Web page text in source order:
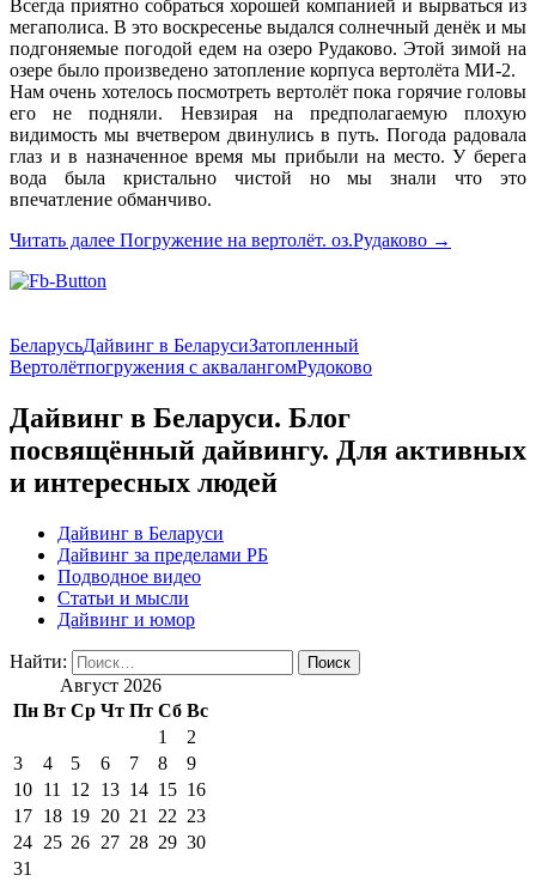
Всегда приятно собраться хорошей компанией и вырваться из
мегаполиса. В это воскресенье выдался солнечный денёк и мы
подгоняемые погодой едем на озеро Рудаково. Этой зимой на
озере было произведено затопление корпуса вертолёта МИ-2.
Нам очень хотелось посмотреть вертолёт пока горячие головы
его не подняли. Невзирая на предполагаемую плохую
видимость мы вчетвером двинулись в путь. Погода радовала
глаз и в назначенное время мы прибыли на место. У берега
вода была кристально чистой но мы знали что это
впечатление обманчиво.
Читать далее Погружение на вертолёт. оз.Рудаково →
БеларусьДайвинг в БеларусиЗатопленный
Вертолётпогружения с аквалангомРудоково
Дайвинг в Беларуси. Блог
посвящённый дайвингу. Для активных
и интересных людей
Дайвинг в Беларуси
Дайвинг за пределами РБ
Подводное видео
Статьи и мысли
Дайвинг и юмор
Найти:
Август 2026
Пн Вт Ср Чт Пт Сб Вс
1
2
3
4 5 6 7 8
9
10 11 12 13 14 15 16
17 18 19 20 21 22 23
24 25 26 27 28 29 30
31